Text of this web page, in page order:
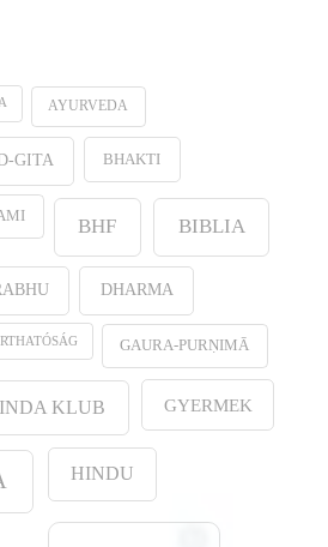
AYURVEDA
GITA BHAKTI
BHF BIBLIA
DHARMA
GAURA-PURṆIMĀ
KLUB GYERMEK
HINDU